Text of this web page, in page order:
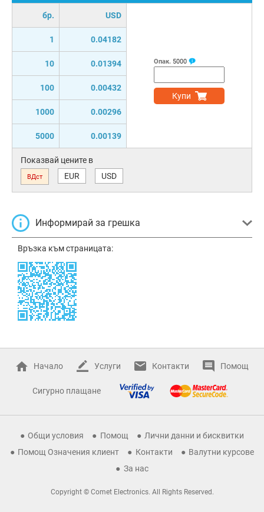
бр. USD
1 0.04182
10 0.01394
100 0.00432
1000 0.00296
5000 0.00139
Опак. 5000
Купи
Показвай цените в
ВДст EUR USD
Информирай за грешка
Връзка към страницата:
Начало Услуги Контакти Помощ
Сигурно плащане
Общи условия Помощ
Лични данни и бисквитки
Помощ Означения клиент
Контакти
Валутни курсове
За нас
Copyright © Comet Electronics. All Rights Reserved.